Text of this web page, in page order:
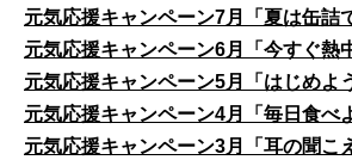
元気応援キャンペーン7月「夏は缶詰
元気応援キャンペーン6月「今すぐ熱
元気応援キャンペーン5月「はじめよ
元気応援キャンペーン4月「毎日食べ
元気応援キャンペーン3月「耳の聞こ